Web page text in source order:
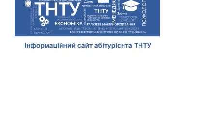
Відділ доуніверситетської підготовки, профорієнтації та